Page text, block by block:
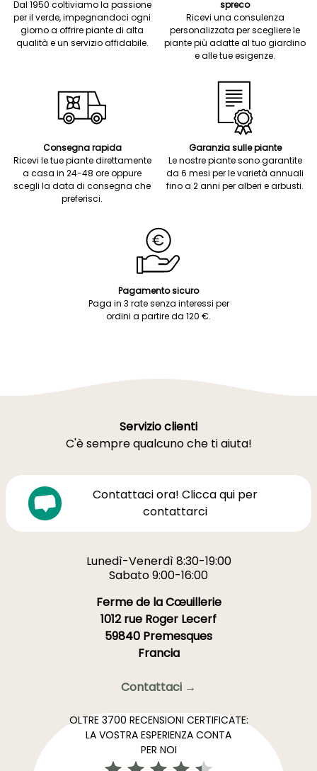
Dal 1950 coltiviamo la passione
per il verde, impegnandoci ogni
giorno a offrire piante di alta
qualità e un servizio affidabile.
spreco
Ricevi una consulenza
personalizzata per scegliere le
piante più adatte al tuo giardino
e alle tue esigenze.
Consegna rapida
Ricevi le tue piante direttamente
a casa in 24-48 ore oppure
scegli la data di consegna che
preferisci.
Garanzia sulle piante
Le nostre piante sono garantite
da 6 mesi per le varietà annuali
fino a 2 anni per alberi e arbusti.
Pagamento sicuro
Paga in 3 rate senza interessi per
ordini a partire da 120 €.
Servizio clienti
C'è sempre qualcuno che ti aiuta!
Contattaci ora! Clicca qui per
contattarci
Lunedì-Venerdì 8:30-19:00
Sabato 9:00-16:00
Ferme de la Cœuillerie
1012 rue Roger Lecerf
59840 Premesques
Francia
Contattaci →
OLTRE 3700 RECENSIONI CERTIFICATE:
LA VOSTRA ESPERIENZA CONTA
PER NOI